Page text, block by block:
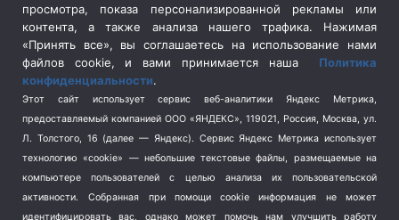
Социальная политика
(3)
Спецоперация в Украине
Спецоперация на Украине
(404)
Спорт (740)
Терроризм (1)
Транспорт (262)
Туризм (178)
просмотра, показа персонализированной рекламы или
контента, а также анализа нашего трафика. Нажимая
«Принять все», вы соглашаетесь на использование нами
файлов cookie, и вами принимается наша Политика
конфиденциальности.
Этот сайт использует сервис веб-аналитики Яндекс Метрика,
предоставляемый компанией ООО «ЯНДЕКС», 119021, Россия, Москва, ул.
Л. Толстого, 16 (далее — Яндекс). Сервис Яндекс Метрика использует
технологию «cookie» — небольшие текстовые файлы, размещаемые на
компьютере пользователей с целью анализа их пользовательской
активности.
Собранная при помощи cookie информация не может
идентифицировать вас, однако может помочь нам улучшить работу